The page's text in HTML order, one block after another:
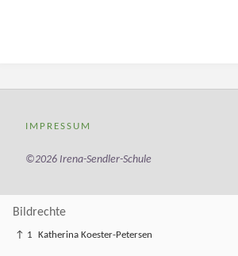
IMPRESSUM
©2026 Irena-Sendler-Schule
Bildrechte
↑ 1 Katherina Koester-Petersen